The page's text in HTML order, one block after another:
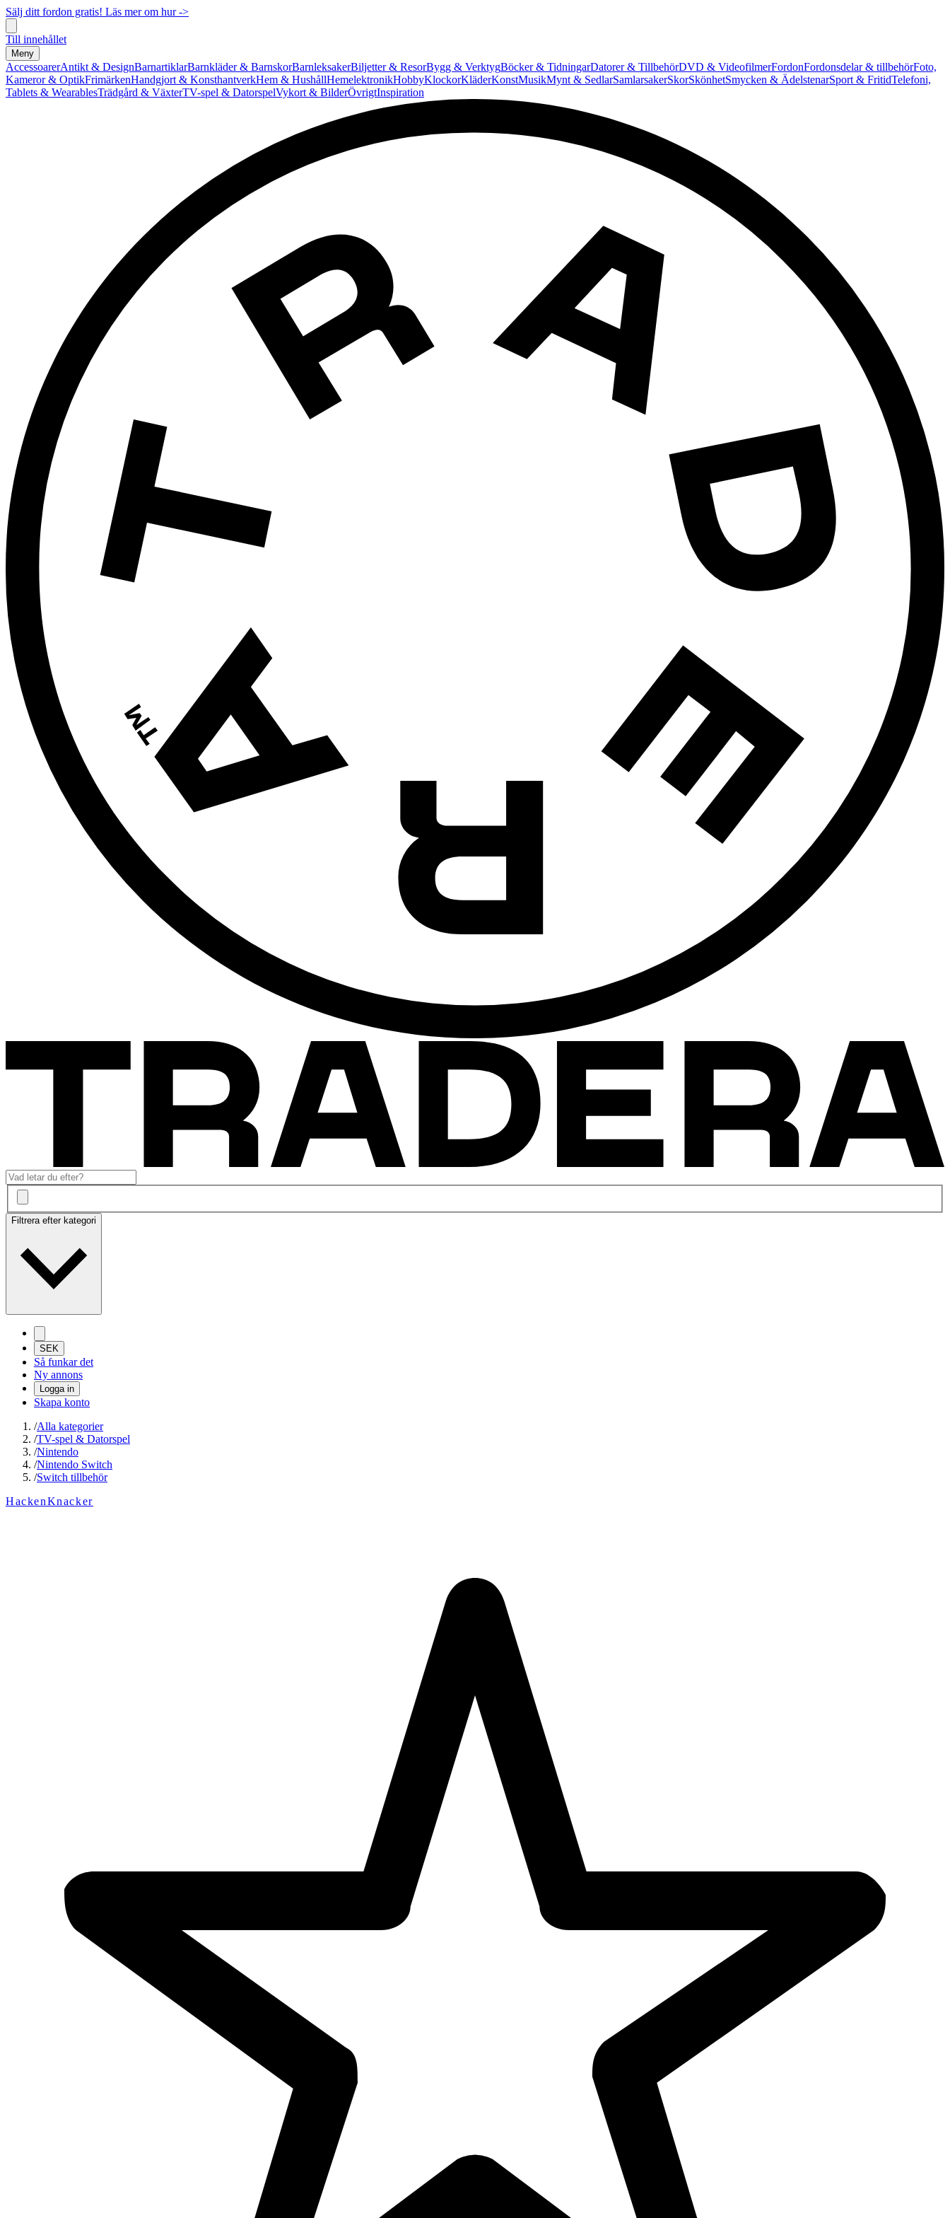
Sälj ditt fordon gratis! Läs mer om hur ->
Till innehållet
Meny
AccessoarerAntikt & DesignBarnartiklarBarnkläder & BarnskorBarnleksakerBiljetter & ResorBygg & VerktygBöcker & TidningarDatorer & TillbehörDVD & VideofilmerFordonFordonsdelar & tillbehörFoto,
Kameror & OptikFrimärkenHandgjort & KonsthantverkHem & HushållHemelektronikHobbyKlockorKläderKonstMusikMynt & SedlarSamlarsakerSkorSkönhetSmycken & ÄdelstenarSport & FritidTelefoni,
Tablets & WearablesTrädgård & VäxterTV-spel & DatorspelVykort & BilderÖvrigtInspiration
Filtrera efter kategori
SEK
Så funkar det
Ny annons
Logga in
Skapa konto
/Alla kategorier
/TV-spel & Datorspel
/Nintendo
/Nintendo Switch
/Switch tillbehör
HackenKnacker